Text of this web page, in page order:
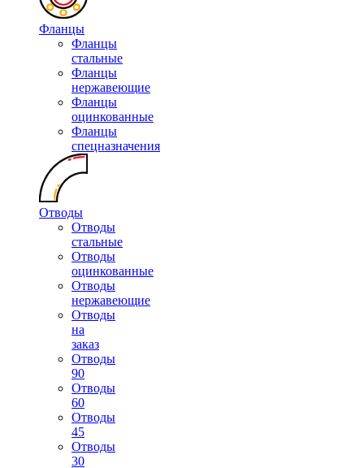
Фланцы
Фланцы
стальные
Фланцы
нержавеющие
Фланцы
оцинкованные
Фланцы
спецназначения
Отводы
Отводы
стальные
Отводы
оцинкованные
Отводы
нержавеющие
Отводы
на
заказ
Отводы
90
Отводы
60
Отводы
45
Отводы
30